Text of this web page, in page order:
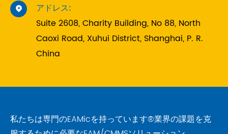

アドレス:
Suite 2608, Charity Building, No 88, North
Caoxi Road, Xuhui District, Shanghai, P. R.
China
私たちは専門のEAMicを持っています®業界の課題を克